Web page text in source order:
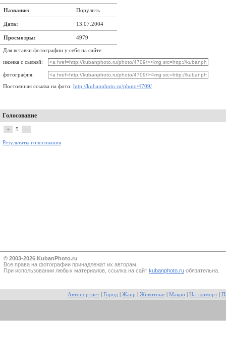
Название: Порулить
Дата: 13.07.2004
Просмотры: 4979
Для вставки фотографии у себя на сайте:
иконка с сылкой:
фотография:
Постоянная ссылка на фото: http://kubanphoto.ru/photo/4709/
Голосование
+ 5 –
Результаты голосования
© 2003-2026 KubanPhoto.ru
Все прaва на фотографии принадлежат их авторам.
При использовании любых материалов, ссылка на сайт kubanphoto.ru обязательна.
Автопортрет Город Жанр Животные Макро Натюрморт